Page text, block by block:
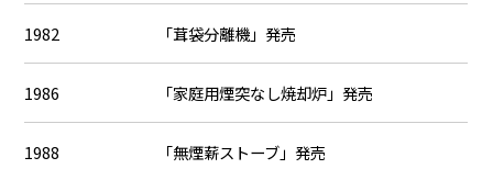
1982 「茸袋分離機」発売
1986 「家庭用煙突なし焼却炉」発売
1988 「無煙薪ストーブ」発売